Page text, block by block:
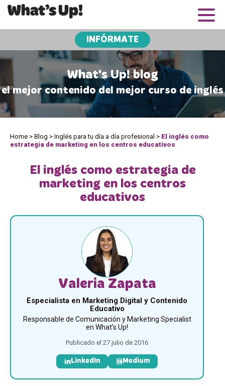
INFÓRMATE
What's Up! blog
el mejor contenido del mejor curso de inglés
Home > Blog > Inglés para tu día a día profesional > El inglés como
estrategia de marketing en los centros educativos
El inglés como estrategia de
marketing en los centros
educativos
Valeria Zapata
Especialista en Marketing Digital y Contenido
Educativo
Responsable de Comunicación y Marketing Specialist
en What’s Up!
Publicado el 27 julio de 2016
LinkedIn Medium